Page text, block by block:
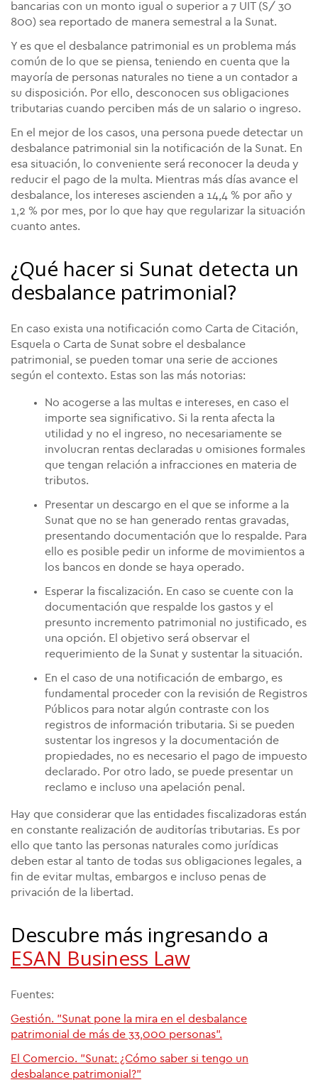
bancarias con un monto igual o superior a 7 UIT (S/ 30
800) sea reportado de manera semestral a la Sunat.
Y es que el desbalance patrimonial es un problema más
común de lo que se piensa, teniendo en cuenta que la
mayoría de personas naturales no tiene a un contador a
su disposición. Por ello, desconocen sus obligaciones
tributarias cuando perciben más de un salario o ingreso.
En el mejor de los casos, una persona puede detectar un
desbalance patrimonial sin la notificación de la Sunat. En
esa situación, lo conveniente será reconocer la deuda y
reducir el pago de la multa. Mientras más días avance el
desbalance, los intereses ascienden a 14,4 % por año y
1,2 % por mes, por lo que hay que regularizar la situación
cuanto antes.
¿Qué hacer si Sunat detecta un
desbalance patrimonial?
En caso exista una notificación como Carta de Citación,
Esquela o Carta de Sunat sobre el desbalance
patrimonial
, se pueden tomar una serie de acciones
según el contexto. Estas son las más notorias:
No acogerse a las multas e intereses, en caso el
importe sea significativo. Si la renta afecta la
utilidad y no el ingreso, no necesariamente se
involucran rentas declaradas u omisiones formales
que tengan relación a infracciones en materia de
tributos.
Presentar un descargo en el que se informe a la
Sunat que no se han generado rentas gravadas,
presentando documentación que lo respalde. Para
ello es posible pedir un informe de movimientos a
los bancos en donde se haya operado.
Esperar la fiscalización. En caso se cuente con la
documentación que respalde los gastos y el
presunto incremento patrimonial no justificado, es
una opción. El objetivo será observar el
requerimiento de la Sunat y sustentar la situación.
En el caso de una notificación de embargo, es
fundamental proceder con la revisión de Registros
Públicos para notar algún contraste con los
registros de información tributaria. Si se pueden
sustentar los ingresos y la documentación de
propiedades, no es necesario el pago de impuesto
declarado. Por otro lado, se puede presentar un
reclamo e incluso una apelación penal.
Hay que considerar que las entidades fiscalizadoras están
en constante realización de auditorías tributarias. Es por
ello que tanto las personas naturales como jurídicas
deben estar al tanto de todas sus obligaciones legales, a
fin de evitar multas, embargos e incluso penas de
privación de la libertad.
Descubre más ingresando a
ESAN Business Law
Fuentes:
Gestión. "Sunat pone la mira en el desbalance
patrimonial de más de 33,000 personas".
El Comercio. "Sunat: ¿Cómo saber si tengo un
desbalance patrimonial?"